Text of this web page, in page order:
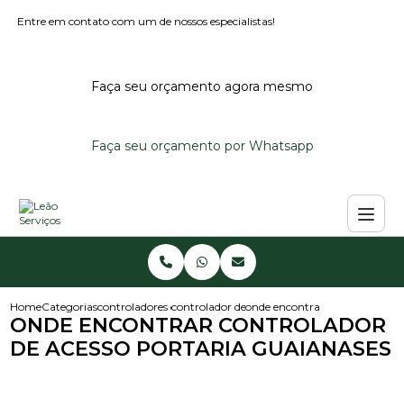
Entre em contato com um de nossos especialistas!
Faça seu orçamento agora mesmo
Faça seu orçamento por Whatsapp
HomeCategoriascontroladores de acessocontrolador de acesso noturno
onde encontrar controlador
ONDE ENCONTRAR CONTROLADOR
DE ACESSO PORTARIA GUAIANASES